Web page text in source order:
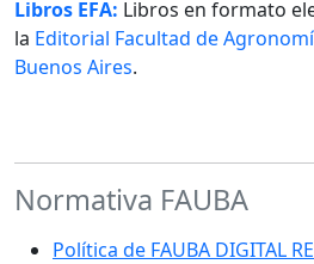
Libros EFA: Libros en formato
la Editorial Facultad de
Buenos Aires.
Normativa FAUBA
Política de FAUBA DIGITAL